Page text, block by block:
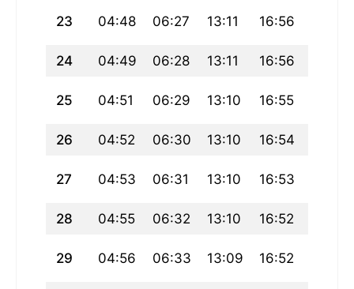
23 04:48 06:27 13:11 16:56
24 04:49 06:28 13:11 16:56
25 04:51 06:29 13:10 16:55
26 04:52 06:30 13:10 16:54
27 04:53 06:31 13:10 16:53
28 04:55 06:32 13:10 16:52
29 04:56 06:33 13:09 16:52